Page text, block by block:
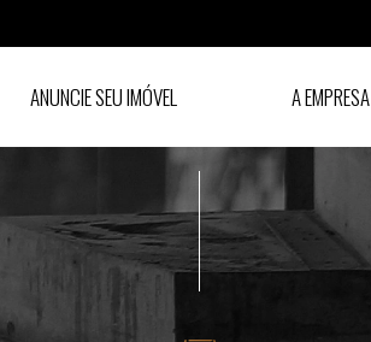
ANUNCIE SEU IMÓVEL A EMPRESA